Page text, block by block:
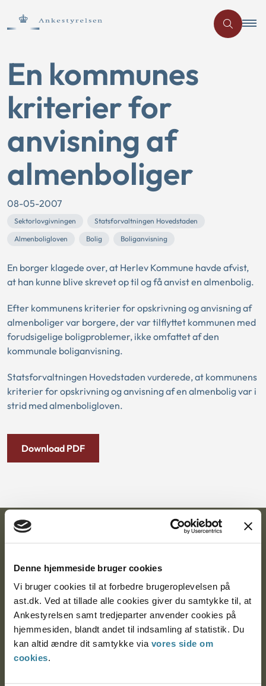
Denne hjemmeside bruger cookies
Vi bruger cookies til at forbedre brugeroplevelsen på
ast.dk. Ved at tillade alle cookies giver du samtykke til, at
Ankestyrelsen samt tredjeparter anvender cookies på
hjemmesiden, blandt andet til indsamling af statistik. Du
kan altid ændre dit samtykke via vores side om
cookies.
En kommunes
kriterier for
anvisning af
almenboliger
08-05-2007
Sektorlovgivningen
Statsforvaltningen Hovedstaden
Almenboligloven
Bolig Boliganvisning
En borger klagede over, at Herlev Kommune havde afvist,
at han kunne blive skrevet op til og få anvist en almenbolig.
Efter kommunens kriterier for opskrivning og anvisning af
almenboliger var borgere, der var tilflyttet kommunen med
forudsigelige boligproblemer, ikke omfattet af den
kommunale boliganvisning.
Statsforvaltningen Hovedstaden vurderede, at kommunens
kriterier for opskrivning og anvisning af en almenbolig var i
strid med almenboligloven.
Download PDF
Ankestyrelsen
Nytorv 7, 2. sal
9000 Aalborg
Ankestyrelsen Aalborg